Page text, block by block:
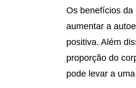
Os benefícios da
aumentar a
positiva. Além
proporção do
pode levar a